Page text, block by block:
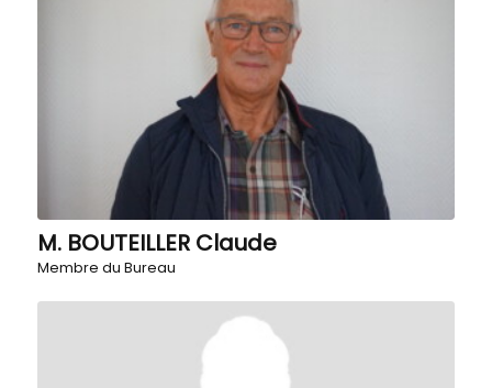
M. BOUTEILLER Claude
Membre du Bureau